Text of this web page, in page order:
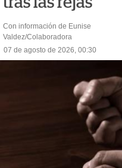
Con información de Eunise
Valdez/Colaboradora
07 de agosto de 2026, 00:30